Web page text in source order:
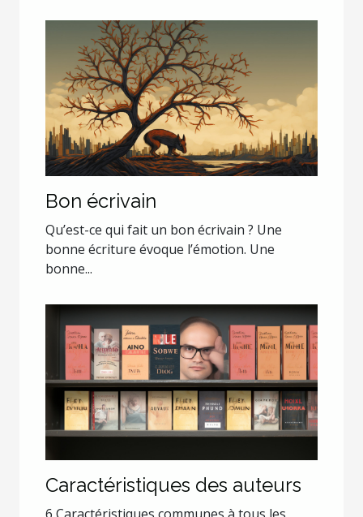
Bon écrivain
Qu’est-ce qui fait un bon écrivain ? Une
bonne écriture évoque l’émotion. Une
bonne...
Caractéristiques des auteurs